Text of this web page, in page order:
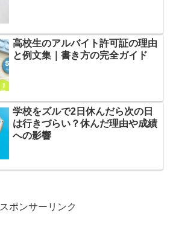
高校生のアルバイト許可証の理由
と例文集｜書き方の完全ガイド
学校をズルで2日休んだら次の日
は行きづらい？休んだ理由や成績
への影響
スポンサーリンク